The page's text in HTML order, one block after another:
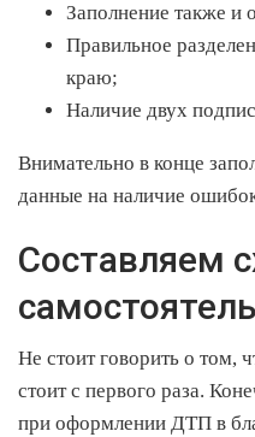
Заполнение также и
Правильное
краю;
Наличие двух
Внимательно в конце
данные на наличие
Составляем
Не стоит говорить о том,
стоит с первого раза.
при оформлении ДТП в